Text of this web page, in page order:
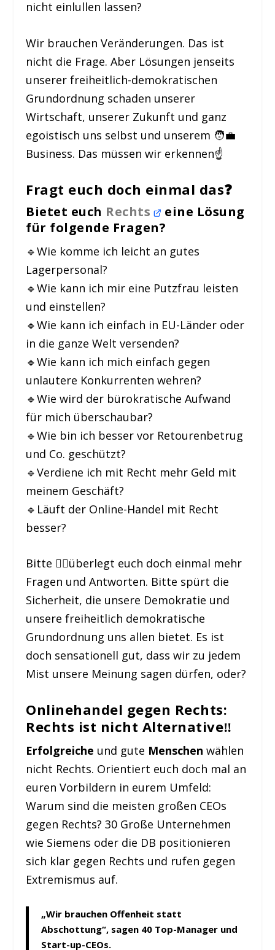
nicht einlullen lassen?
Wir brauchen Veränderungen. Das ist
nicht die Frage. Aber Lösungen jenseits
unserer freiheitlich-demokratischen
Grundordnung schaden unserer
Wirtschaft, unserer Zukunft und ganz
egoistisch uns selbst und unserem 🧑‍💼
Business. Das müssen wir erkennen☝️
Fragt euch doch einmal das❓
Bietet euch Rechts
eine Lösung
für folgende Fragen?
🔹Wie komme ich leicht an gutes
Lagerpersonal?
🔹Wie kann ich mir eine Putzfrau leisten
und einstellen?
🔹Wie kann ich einfach in EU-Länder oder
in die ganze Welt versenden?
🔹Wie kann ich mich einfach gegen
unlautere Konkurrenten wehren?
🔹Wie wird der bürokratische Aufwand
für mich überschaubar?
🔹Wie bin ich besser vor Retourenbetrug
und Co. geschützt?
🔹Verdiene ich mit Recht mehr Geld mit
meinem Geschäft?
🔹Läuft der Online-Handel mit Recht
besser?
Bitte 🙇‍♀️überlegt euch doch einmal mehr
Fragen und Antworten. Bitte spürt die
Sicherheit, die unsere Demokratie und
unsere freiheitlich demokratische
Grundordnung uns allen bietet. Es ist
doch sensationell gut, dass wir zu jedem
Mist unsere Meinung sagen dürfen, oder?
Onlinehandel gegen Rechts:
Rechts ist nicht Alternative‼️
Erfolgreiche und gute Menschen wählen
nicht Rechts. Orientiert euch doch mal an
euren Vorbildern in eurem Umfeld:
Warum sind die meisten großen CEOs
gegen Rechts? 30 Große Unternehmen
wie Siemens oder die DB positionieren
sich klar gegen Rechts und rufen gegen
Extremismus auf.
„Wir brauchen Offenheit statt
Abschottung“, sagen 40 Top-Manager und
Start-up-CEOs.